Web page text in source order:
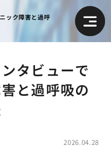
ック障害と過呼
タビューで
と過呼吸の
2026.04.28